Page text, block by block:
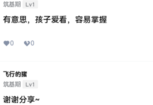
筑基期
Lv1
有意思，孩子爱看，容易掌握
0 0
飞行的猪
筑基期
Lv1
谢谢分享~